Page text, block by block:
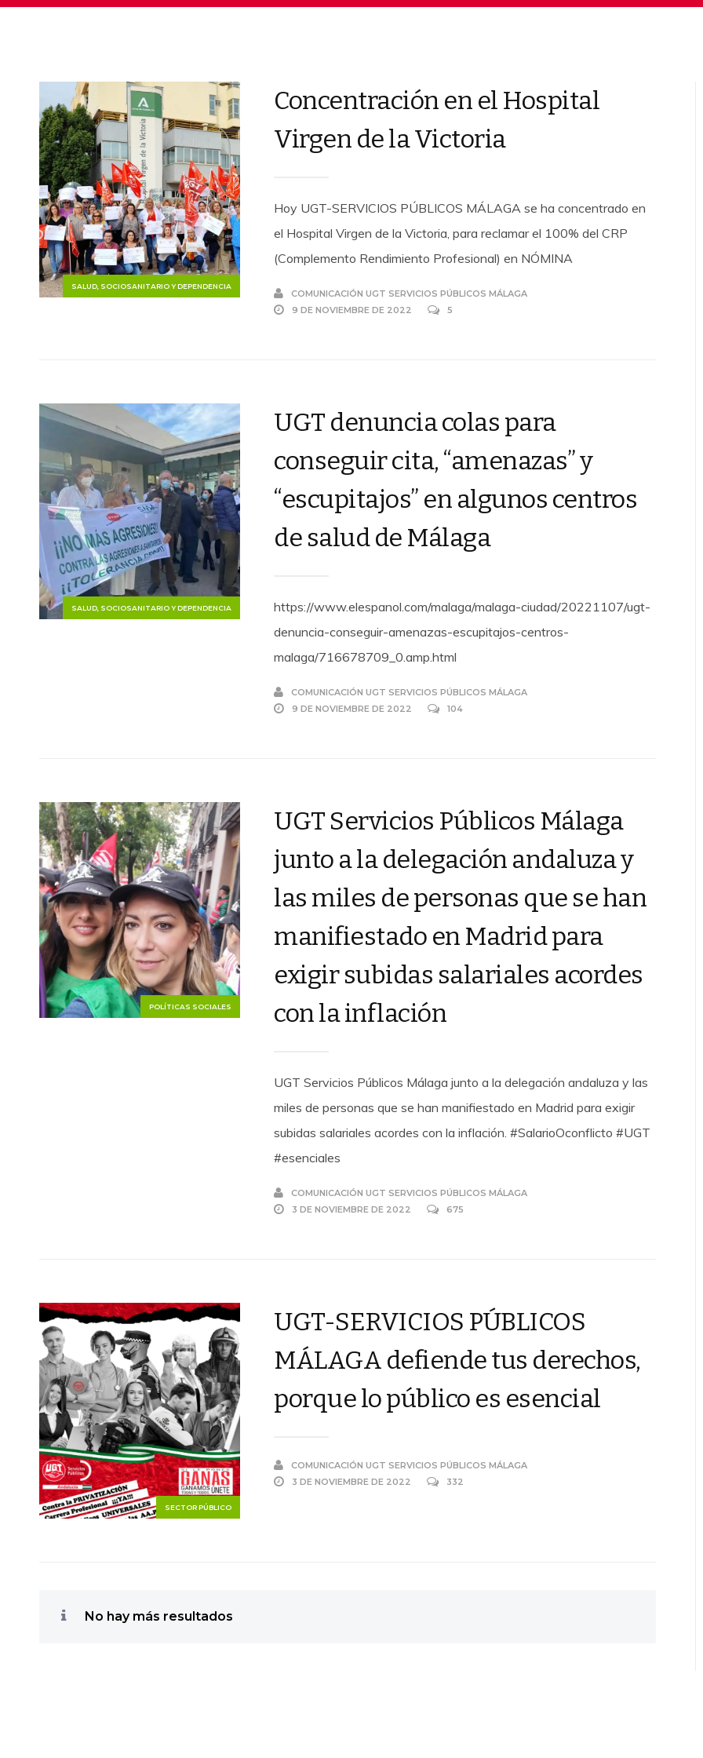
SALUD, SOCIOSANITARIO Y DEPENDENCIA
Concentración en el Hospital
Virgen de la Victoria
Hoy UGT-SERVICIOS PÚBLICOS MÁLAGA se ha concentrado en
el Hospital Virgen de la Victoria, para reclamar el 100% del CRP
(Complemento Rendimiento Profesional) en NÓMINA
COMUNICACIÓN UGT SERVICIOS PÚBLICOS MÁLAGA
9 DE NOVIEMBRE DE 2022
5
SALUD, SOCIOSANITARIO Y DEPENDENCIA
UGT denuncia colas para
conseguir cita, “amenazas” y
“escupitajos” en algunos centros
de salud de Málaga
https://www.elespanol.com/malaga/malaga-ciudad/20221107/ugt-
denuncia-conseguir-amenazas-escupitajos-centros-
malaga/716678709_0.amp.html
COMUNICACIÓN UGT SERVICIOS PÚBLICOS MÁLAGA
9 DE NOVIEMBRE DE 2022
104
POLÍTICAS SOCIALES
UGT Servicios Públicos Málaga
junto a la delegación andaluza y
las miles de personas que se han
manifiestado en Madrid para
exigir subidas salariales acordes
con la inflación
UGT Servicios Públicos Málaga junto a la delegación andaluza y las
miles de personas que se han manifiestado en Madrid para exigir
subidas salariales acordes con la inflación. #SalarioOconflicto #UGT
#esenciales
COMUNICACIÓN UGT SERVICIOS PÚBLICOS MÁLAGA
3 DE NOVIEMBRE DE 2022
675
SECTOR PÚBLICO
UGT-SERVICIOS PÚBLICOS
MÁLAGA defiende tus derechos,
porque lo público es esencial
COMUNICACIÓN UGT SERVICIOS PÚBLICOS MÁLAGA
3 DE NOVIEMBRE DE 2022
332
No hay más resultados